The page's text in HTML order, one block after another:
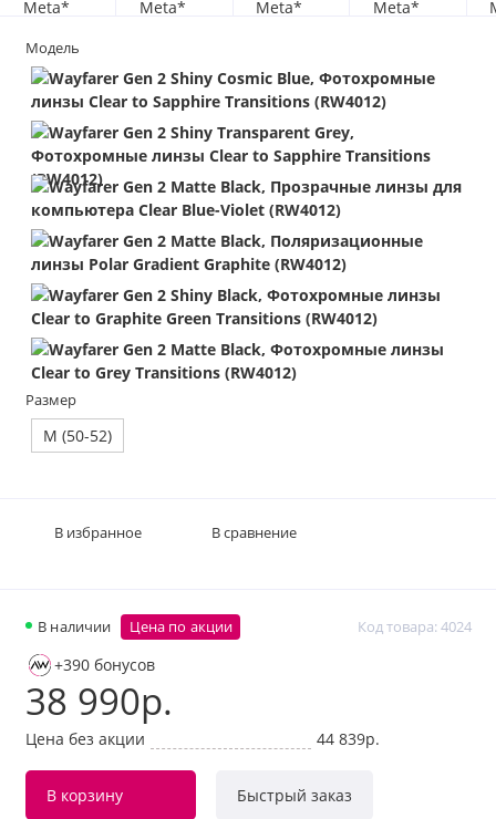
Модель
Размер
M (50-52)
В наличии Код товара: 4024
Цена по акции
+390 бонусов
38 990р.
Цена без акции 44 839р.
В корзину Быстрый заказ
В избранное В сравнение